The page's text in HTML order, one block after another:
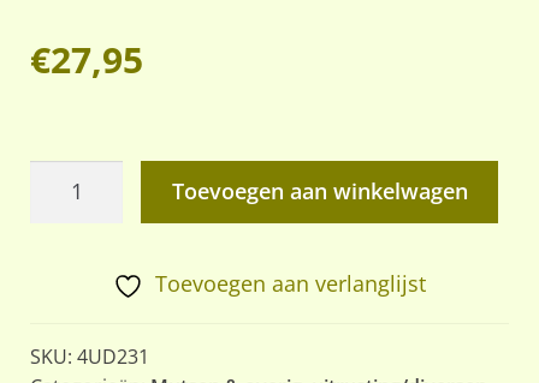
€27,95
Vokspolizei
Toevoegen aan winkelwagen
Toevoegen aan verlanglijst
SKU:4UD231